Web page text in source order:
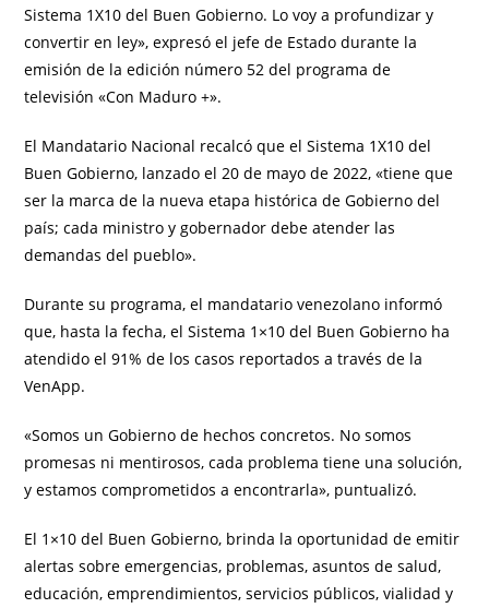
Sistema 1X10 del Buen Gobierno. Lo voy a profundizar y
convertir en ley», expresó el jefe de Estado durante la
emisión de la edición número 52 del programa de
televisión «Con Maduro +».
El Mandatario Nacional recalcó que el Sistema 1X10 del
Buen Gobierno, lanzado el 20 de mayo de 2022, «tiene que
ser la marca de la nueva etapa histórica de Gobierno del
país; cada ministro y gobernador debe atender las
demandas del pueblo».
Durante su programa, el mandatario venezolano informó
que, hasta la fecha, el Sistema 1×10 del Buen Gobierno ha
atendido el 91% de los casos reportados a través de la
VenApp.
«Somos un Gobierno de hechos concretos. No somos
promesas ni mentirosos, cada problema tiene una solución,
y estamos comprometidos a encontrarla», puntualizó.
El 1×10 del Buen Gobierno, brinda la oportunidad de emitir
alertas sobre emergencias, problemas, asuntos de salud,
educación, emprendimientos, servicios públicos, vialidad y